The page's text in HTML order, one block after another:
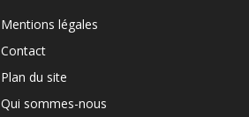
Mentions légales
Contact
Plan du site
Qui sommes-nous